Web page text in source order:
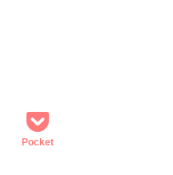
Pocket